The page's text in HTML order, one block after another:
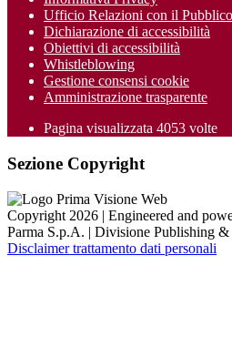
Ufficio Relazioni con il Pubblico
Dichiarazione di accessibilità
Obiettivi di accessibilità
Whistleblowing
Gestione consensi cookie
Amministrazione trasparente
Pagina visualizzata 4053 volte
Sezione Copyright
Copyright 2026 | Engineered and
Parma S.p.A. | Divisione Publishing
Disclaimer trattamento dati personali